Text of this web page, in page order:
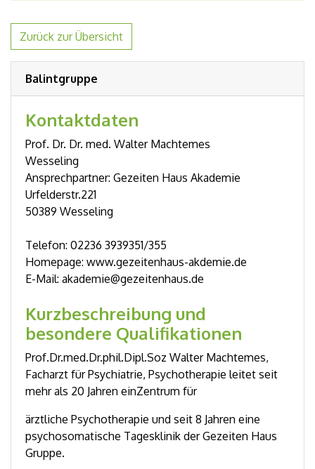
Zurück zur Übersicht
Balintgruppe
Kontaktdaten
Prof. Dr. Dr. med. Walter Machtemes
Wesseling
Ansprechpartner: Gezeiten Haus Akademie
Urfelderstr.221
50389 Wesseling
Telefon: 02236 3939351/355
Homepage: www.gezeitenhaus-akdemie.de
E-Mail: akademie@gezeitenhaus.de
Kurzbeschreibung und
besondere Qualifikationen
Prof.Dr.med.Dr.phil.Dipl.Soz Walter Machtemes,
Facharzt für Psychiatrie, Psychotherapie leitet seit
mehr als 20 Jahren einZentrum für
ärztliche Psychotherapie und seit 8 Jahren eine
psychosomatische Tagesklinik der Gezeiten Haus
Gruppe.